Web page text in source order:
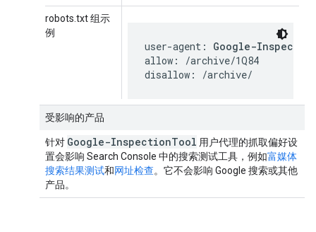
robots.txt 组示
例
user-agent: Google-
allow: /archive/1Q84
disallow: /archive/
受影响的产品
针对 Google-InspectionTool 用户代理的抓取偏好设
置会影响 Search Console 中的搜索测试工具，例如富媒体
搜索结果测试和网址检查。它不会影响 Google 搜索或其他
产品。